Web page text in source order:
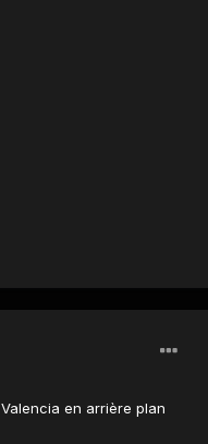
en arrière plan